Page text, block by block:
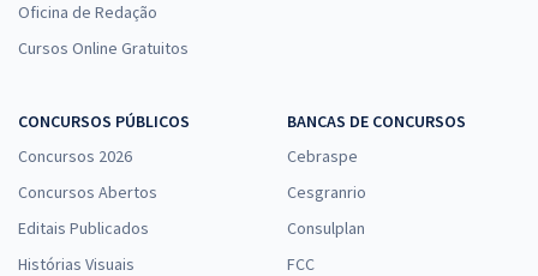
IMBEL - Indústria de Material Bélico do Brasil - Conhecimentos
R$13,99
Economize R$ 41,98 (-20%)
Comprar
Oficina de Redação
Cursos Online Gratuitos
CONCURSOS PÚBLICOS
Concursos 2026
Concursos Abertos
Editais Publicados
Histórias Visuais
BANCAS DE CONCURSOS
Cebraspe
Cesgranrio
Consulplan
FCC